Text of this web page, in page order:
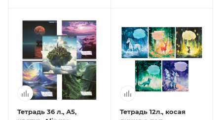
Тетрадь 36 л., А5,
Тетрадь 12л., косая